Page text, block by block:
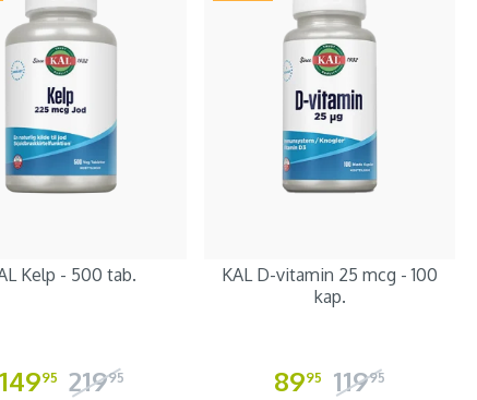
Kelp - 500 tab.
14995 21995
KAL D-vitamin 25 mcg - 100
kap.
8995 11995